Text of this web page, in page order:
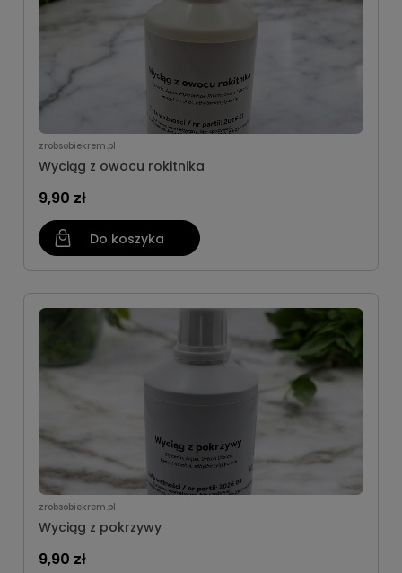
zrobsobiekrem.pl
Wyciąg z owocu rokitnika
9,90 zł
Do koszyka
zrobsobiekrem.pl
Wyciąg z pokrzywy
9,90 zł